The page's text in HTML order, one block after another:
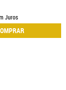
Juros